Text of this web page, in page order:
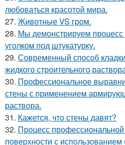
любоваться красотой мира.
27. Животные VS гром.
28. Мы демонстрируем
уголком под штукатурку.
29. Современный способ
жидкого строительного
30. Профессиональное
стены с применением
раствора.
31. Кажется, что стены давят?
32. Процесс
поверхности с